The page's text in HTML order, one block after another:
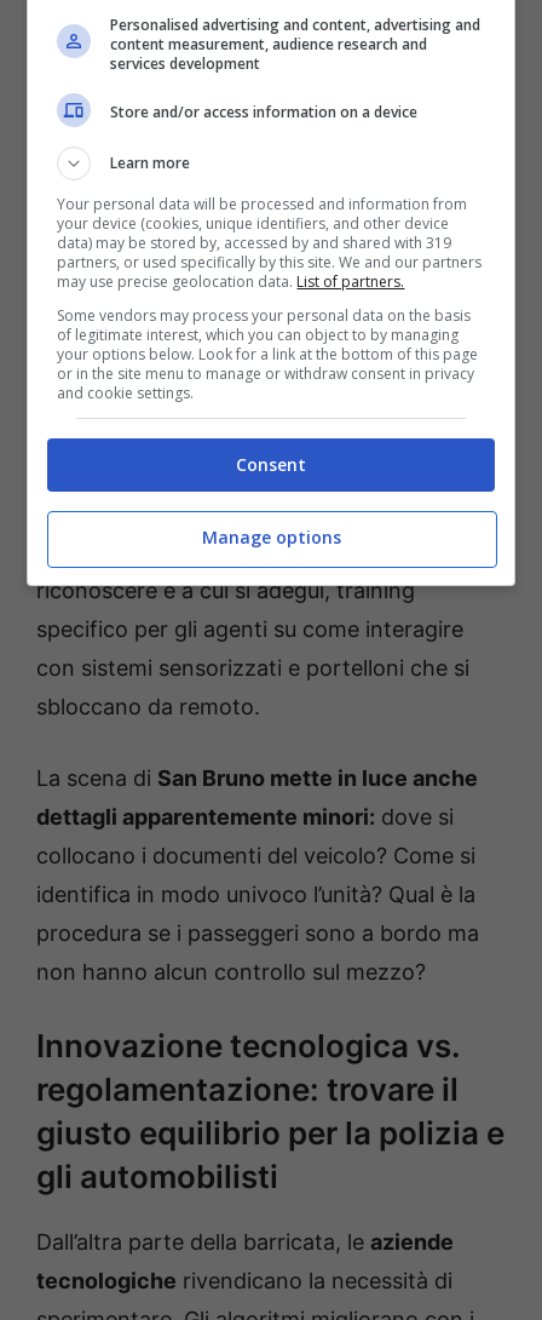
sulla vettura in caso di anomalia. Ma ogni
strumento apre dilemmi: più accesso ai dati
significa anche più attenzione alla
più vincoli di area riducono il rischio ma
limitano l’utilità del servizio; più poteri di
controllo richiedono responsabilità e audit
indipendenti.
Il fronte operativo coinvolge direttamente le
forze dell’ordine. Come si ferma in sicurezza
un’auto senza conducente? Chi comunica con
chi, e come, quando non c’è un guidatore da
identificare? Servono protocolli ad hoc: canali
diretti con il centro di controllo dell’operatore,
segnali standardizzati che il veicolo sappia
riconoscere e a cui si adegui, training
specifico per gli agenti su come interagire
con sistemi sensorizzati e portelloni che si
sbloccano da remoto.
La scena di San Bruno mette in luce anche
dettagli apparentemente minori: dove si
collocano i documenti del veicolo? Come si
identifica in modo univoco l’unità? Qual è la
procedura se i passeggeri sono a bordo ma
non hanno alcun controllo sul mezzo?
Innovazione tecnologica vs.
regolamentazione: trovare il
giusto equilibrio per la polizia e
gli automobilisti
Dall’altra parte della barricata, le aziende
tecnologiche rivendicano la necessità di
Personalised advertising and content, advertising and
content measurement, audience research and
services development
Store and/or access information on a device
Learn more
Your personal data will be processed and information from
your device (cookies, unique identifiers, and other device
data) may be stored by, accessed by and shared with 319
partners, or used specifically by this site. We and our partners
may use precise geolocation data. List of partners.
Some vendors may process your personal data on the basis
of legitimate interest, which you can object to by managing
your options below. Look for a link at the bottom of this page
or in the site menu to manage or withdraw consent in privacy
and cookie settings.
Consent
Manage options